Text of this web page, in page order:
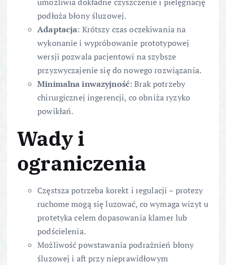
podłoża błony śluzowej.
Adaptacja: Krótszy czas oczekiwania na
wykonanie i wypróbowanie prototypowej
wersji pozwala pacjentowi na szybsze
przyzwyczajenie się do nowego rozwiązania.
Minimalna inwazyjność: Brak potrzeby
chirurgicznej ingerencji, co obniża ryzyko
powikłań.
Wady i
ograniczenia
Częstsza potrzeba korekt i regulacji – protezy
ruchome mogą się luzować, co wymaga wizyt u
protetyka celem dopasowania klamer lub
podścielenia.
Możliwość powstawania podrażnień błony
śluzowej i aft przy nieprawidłowym